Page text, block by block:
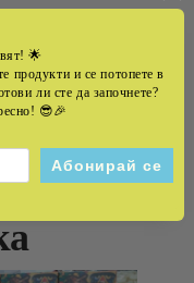
вкус в
🌟
продукти и се потопете в
ли сте да започнете?
😎🎉